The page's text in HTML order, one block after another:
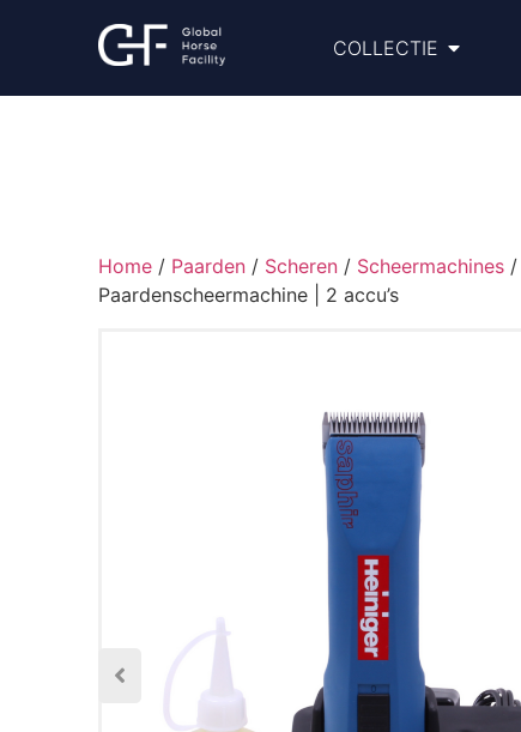
COLLECTIE
Home / Paarden / Scheren / Scheermachines /
Paardenscheermachine | 2 accu’s